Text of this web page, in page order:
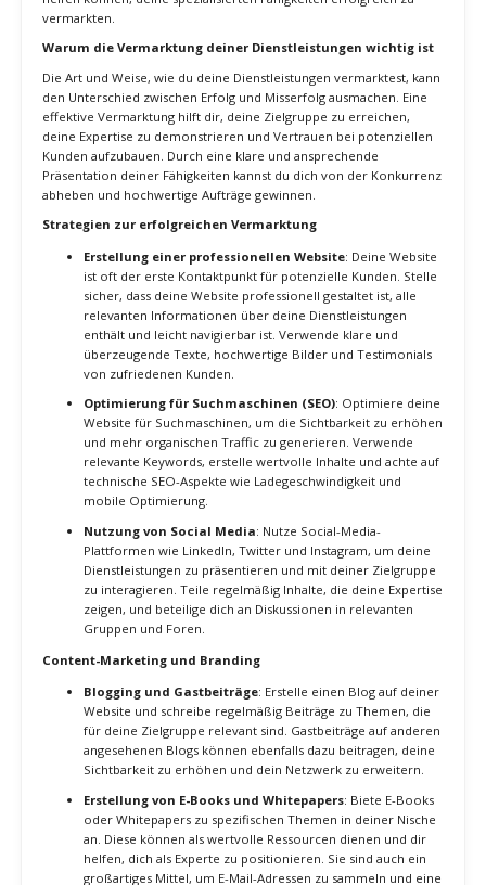
Kontinuierliche Weiterbildung und Skill-Verbesserung sind
entscheidend, um in der dynamischen Welt des Freelancings
das Aktualisieren deines Wissens kannst du deine
Wettbewerbsfähigkeit erhöhen, bessere Leistungen erbringen und
langfristige Zufriedenheit und Motivation sicherstellen. Mit den
richtigen Strategien und einer kontinuierlichen Lernbereitschaft
kannst du deine Karriere als spezialisierter Freelancer erfolgreich
vorantreiben.
3. Strategien zur erfolgreichen
Vermarktung deiner Dienstleistungen
Die erfolgreiche Vermarktung deiner spezialisierten Fähigkeiten ist
entscheidend, um als Freelancer sichtbar zu werden und Kunden zu
gewinnen. In einem wettbewerbsintensiven Markt musst du
sicherstellen, dass deine Dienstleistungen klar kommuniziert und
helfen können, deine spezialisierten Fähigkeiten erfolgreich zu
vermarkten.
Warum die Vermarktung deiner Dienstleistungen wichtig ist
Die Art und Weise, wie du deine Dienstleistungen vermarktest, kann
den Unterschied zwischen Erfolg und Misserfolg ausmachen. Eine
effektive Vermarktung hilft dir, deine Zielgruppe zu erreichen,
deine Expertise zu demonstrieren und Vertrauen bei potenziellen
Kunden aufzubauen. Durch eine klare und ansprechende
Präsentation deiner Fähigkeiten kannst du dich von der Konkurrenz
abheben und hochwertige Aufträge gewinnen.
ist oft der erste Kontaktpunkt für potenzielle Kunden. Stelle
sicher, dass deine Website professionell gestaltet ist, alle
relevanten Informationen über deine Dienstleistungen
enthält und leicht navigierbar ist. Verwende klare und
von zufriedenen Kunden.
Optimierung für Suchmaschinen (SEO): Optimiere deine
Website für Suchmaschinen, um die Sichtbarkeit zu erhöhen
und mehr organischen Traffic zu generieren. Verwende